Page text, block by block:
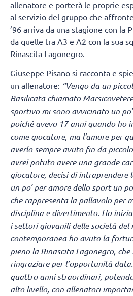
allenatore e porterà le proprie
al servizio del gruppo che
’96 arriva da una stagione con la
da quelle tra A3 e A2 con la sua
Rinascita Lagonegro.
Giuseppe Pisano si racconta e
un allenatore: “Vengo da un
Basilicata chiamato Marsicovetere
sportivo mi sono avvicinato un
poiché avevo 17 anni quando ho
come giocatore, ma l’amore per
averlo sempre avuto fin da
avrei potuto avere una grande
giocatore, decisi di intraprendere
un po’ per amore dello sport un
che rappresenta la pallavolo per
disciplina e divertimento. Ho
i settori giovanili delle società del
contemporanea ho avuto la
pieno la Rinascita Lagonegro,
ringraziare per l’opportunità
quattro anni straordinari,
alto livello, con allenatori